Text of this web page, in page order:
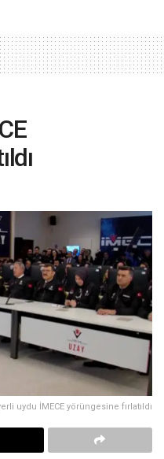
uydu İMECE yörüngesine fırlatıldı